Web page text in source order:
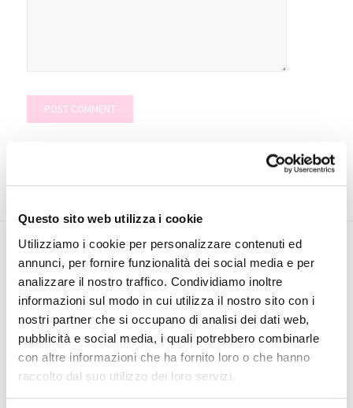
Questo sito web utilizza i cookie
Utilizziamo i cookie per personalizzare contenuti ed
annunci, per fornire funzionalità dei social media e per
analizzare il nostro traffico. Condividiamo inoltre
informazioni sul modo in cui utilizza il nostro sito con i
nostri partner che si occupano di analisi dei dati web,
pubblicità e social media, i quali potrebbero combinarle
con altre informazioni che ha fornito loro o che hanno
raccolto dal suo utilizzo dei loro servizi.
INVESTOR
RELATIONS
Financial
calendar
Press
release